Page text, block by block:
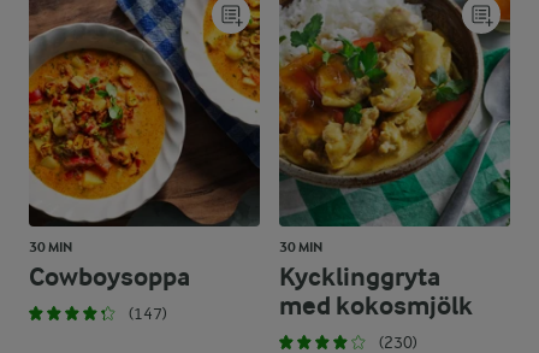
30 MIN
Cowboysoppa
(147)
30 MIN
Kycklinggryta
med kokosmjölk
(230)